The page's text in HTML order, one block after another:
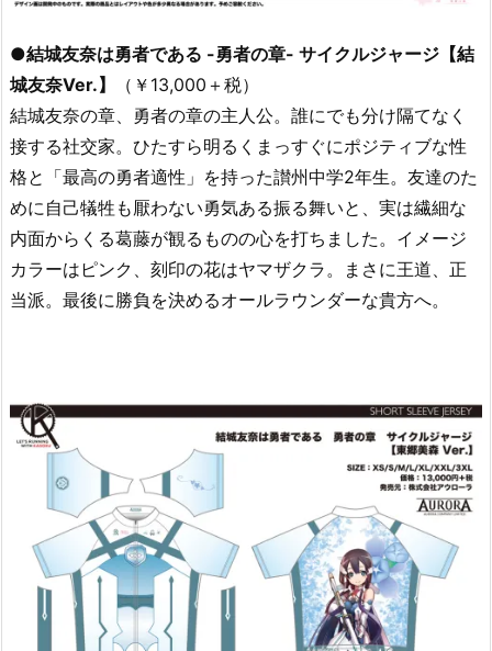
●結城友奈は勇者である -勇者の章- サイクルジャージ【結
城友奈Ver.】
（￥13,000＋税）
結城友奈の章、勇者の章の主人公。誰にでも分け隔てなく
接する社交家。ひたすら明るくまっすぐにポジティブな性
格と「最高の勇者適性」を持った讃州中学2年生。友達のた
めに自己犠牲も厭わない勇気ある振る舞いと、実は繊細な
内面からくる葛藤が観るものの心を打ちました。イメージ
カラーはピンク、刻印の花はヤマザクラ。まさに王道、正
当派。最後に勝負を決めるオールラウンダーな貴方へ。